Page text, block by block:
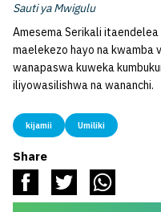
Sauti ya Mwigulu
Amesema Serikali
maelekezo hayo na kwamba
wanapaswa kuweka
iliyowasilishwa na wananchi.
kijamii Umiliki
Share